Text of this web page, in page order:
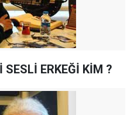
SESLİ ERKEĞİ KİM ?